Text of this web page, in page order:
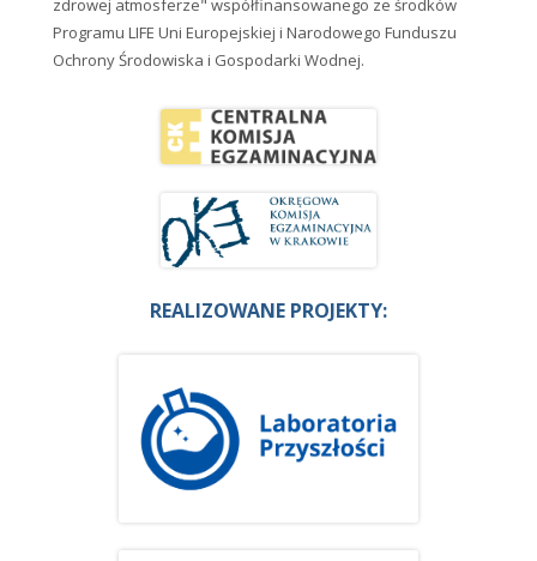
zdrowej atmosferze" współfinansowanego ze środków
Programu LIFE Uni Europejskiej i Narodowego Funduszu
Ochrony Środowiska i Gospodarki Wodnej.
REALIZOWANE PROJEKTY: